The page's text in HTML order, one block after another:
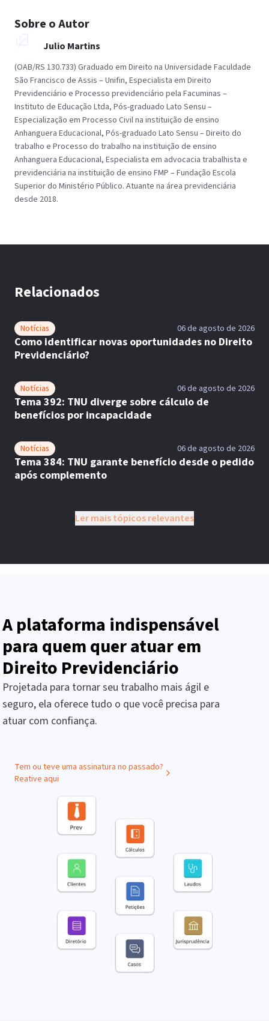
Sobre o Autor
Julio Martins
(OAB/RS 130.733) Graduado em Direito na Universidade Faculdade
São Francisco de Assis – Unifin, Especialista em Direito
Previdenciário e Processo previdenciário pela Facuminas –
Instituto de Educação Ltda, Pós-graduado Lato Sensu –
Especialização em Processo Civil na instituição de ensino
Anhanguera Educacional, Pós-graduado Lato Sensu – Direito do
trabalho e Processo do trabalho na instituição de ensino
Anhanguera Educacional, Especialista em advocacia trabalhista e
previdenciária na instituição de ensino FMP – Fundação Escola
Superior do Ministério Público. Atuante na área previdenciária
desde 2018.
Relacionados
Notícias 06 de agosto de 2026
Como identificar novas oportunidades no Direito
Previdenciário?
Notícias 06 de agosto de 2026
Tema 392: TNU diverge sobre cálculo de
benefícios por incapacidade
Notícias 06 de agosto de 2026
Tema 384: TNU garante benefício desde o pedido
após complemento
Ler mais tópicos relevantes
A plataforma indispensável
para quem quer atuar em
Direito Previdenciário
Projetada para tornar seu trabalho mais ágil e
seguro, ela oferece tudo o que você precisa para
atuar com confiança.
Tem ou teve uma assinatura no passado?
Reative aqui